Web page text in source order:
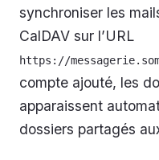
synchroniser les
CalDAV sur l’URL
https://
compte ajouté, les
apparaissent
dossiers partagés